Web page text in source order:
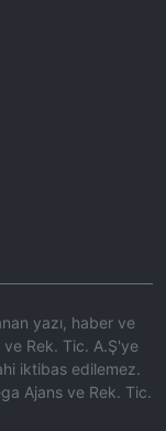
yazı, haber ve
Rek. Tic. A.Ş'ye
iktibas edilemez.
Ajans ve Rek. Tic.